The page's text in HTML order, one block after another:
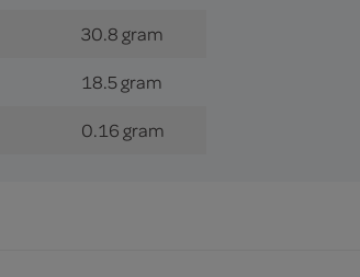
30.8 gram
18.5 gram
0.16 gram